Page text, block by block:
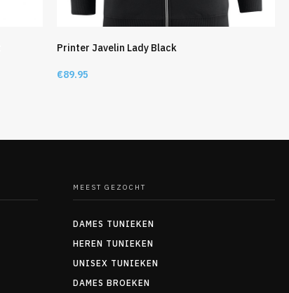
Printer Javelin Lady Black
€89.95
MEEST GEZOCHT
DAMES TUNIEKEN
HEREN TUNIEKEN
UNISEX TUNIEKEN
DAMES BROEKEN